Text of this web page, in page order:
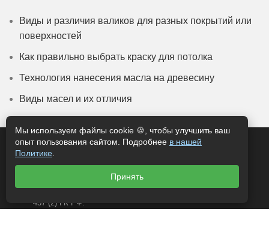
Виды и различия валиков для разных покрытий или
поверхностей
Как правильно выбрать краску для потолка
Технология нанесения масла на древесину
Виды масел и их отличия
© 2025 «КРАСКИ ПРО». Все права защищены.
Информация, представленная на сайте, носит
исключительно информационный характер и не
является публичной офертой, определяемой статьей
437 (2) ГК РФ.
Мы используем файлы cookie 🍪, чтобы улучшить ваш
опыт пользования сайтом. Подробнее в нашей
Политике
Принять